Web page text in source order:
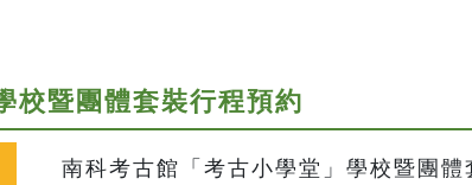
校暨團體套裝行程預約
南科考古館「考古小學堂」學校暨團